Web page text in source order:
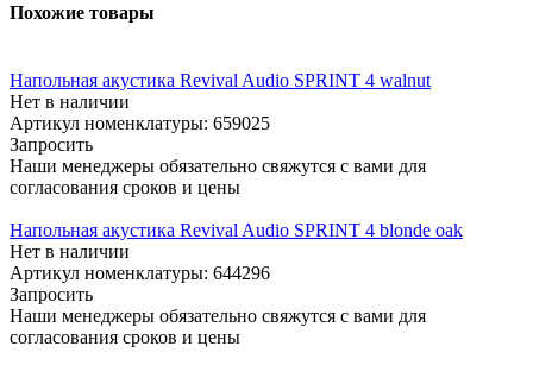
Похожие товары
Напольная акустика Revival Audio SPRINT 4 walnut
Нет в наличии
Артикул номенклатуры: 659025
Запросить
Наши менеджеры обязательно свяжутся с вами для
согласования сроков и цены
Напольная акустика Revival Audio SPRINT 4 blonde oak
Нет в наличии
Артикул номенклатуры: 644296
Запросить
Наши менеджеры обязательно свяжутся с вами для
согласования сроков и цены